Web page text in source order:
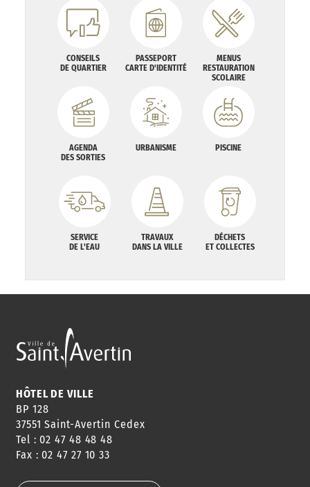
CONSEILS
DE QUARTIER
PASSEPORT
CARTE D'IDENTITÉ
MENUS
RESTAURATION
SCOLAIRE
AGENDA
DES SORTIES
URBANISME PISCINE
SERVICE
DE L'EAU
TRAVAUX
DANS LA VILLE
DÉCHETS
ET COLLECTES
HÔTEL DE VILLE
BP 128
37551 Saint-Avertin Cedex
Tel : 02 47 48 48 48
Fax : 02 47 27 10 33